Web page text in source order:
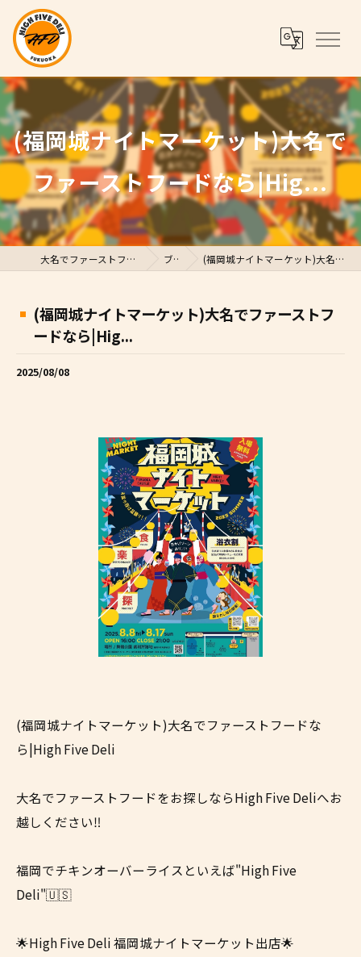
(福岡城ナイトマーケット)大名で
ファーストフードなら|Hig...
大名でファーストフードならHigh Five Deli ブログ (福岡城ナイトマーケット)大名でファーストフードなら|Hig...
(福岡城ナイトマーケット)大名でファーストフ
ードなら|Hig...
2025/08/08
(福岡城ナイトマーケット)大名でファーストフードな
ら|High Five Deli
大名でファーストフードをお探しならHigh Five Deliへお
越しください‼
福岡でチキンオーバーライスといえば"High Five
Deli"🇺🇸
🌟High Five Deli 福岡城ナイトマーケット出店🌟